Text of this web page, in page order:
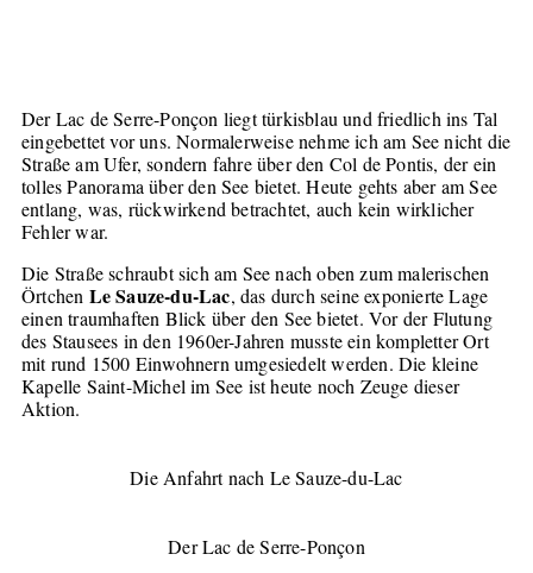
Der Lac de Serre-Ponçon liegt türkisblau und friedlich ins Tal
eingebettet vor uns. Normalerweise nehme ich am See nicht die
Straße am Ufer, sondern fahre über den Col de Pontis, der ein
tolles Panorama über den See bietet. Heute gehts aber am See
entlang, was, rückwirkend betrachtet, auch kein wirklicher
Fehler war.
Die Straße schraubt sich am See nach oben zum malerischen
Örtchen Le Sauze-du-Lac, das durch seine exponierte Lage
einen traumhaften Blick über den See bietet. Vor der Flutung
des Stausees in den 1960er-Jahren musste ein kompletter Ort
mit rund 1500 Einwohnern umgesiedelt werden. Die kleine
Kapelle Saint-Michel im See ist heute noch Zeuge dieser
Aktion.
Die Anfahrt nach Le Sauze-du-Lac
Der Lac de Serre-Ponçon